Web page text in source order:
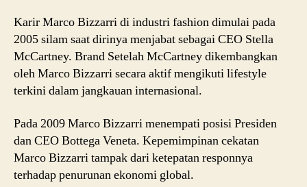
Karir Marco Bizzarri di industri fashion dimulai pada
2005 silam saat dirinya menjabat sebagai CEO Stella
McCartney. Brand Setelah McCartney dikembangkan
oleh Marco Bizzarri secara aktif mengikuti lifestyle
terkini dalam jangkauan internasional.
Pada 2009 Marco Bizzarri menempati posisi Presiden
dan CEO Bottega Veneta. Kepemimpinan cekatan
Marco Bizzarri tampak dari ketepatan responnya
terhadap penurunan ekonomi global.